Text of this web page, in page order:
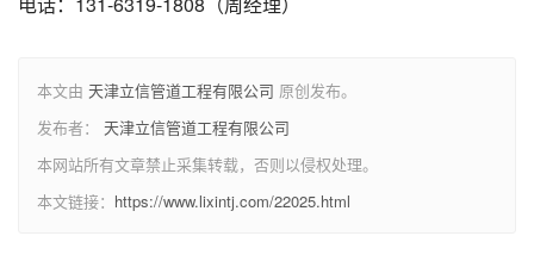
本文由 天津立信管道工程有限公司 原创发布。
发布者： 天津立信管道工程有限公司
本网站所有文章禁止采集转载，否则以侵权处理。
本文链接： https://www.lixintj.com/22025.html